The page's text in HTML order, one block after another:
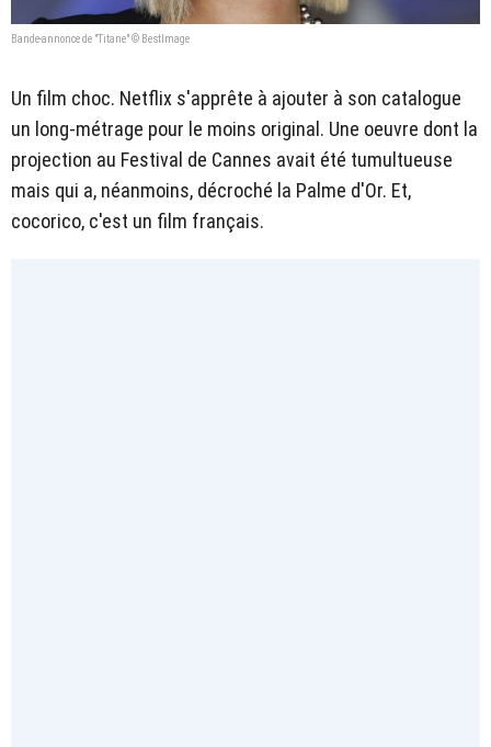
Bande-annonce de "Titane" © BestImage
Un film choc. Netflix s'apprête à ajouter à son catalogue
un long-métrage pour le moins original. Une oeuvre dont la
projection au Festival de Cannes avait été tumultueuse
mais qui a, néanmoins, décroché la Palme d'Or. Et,
cocorico, c'est un film français.